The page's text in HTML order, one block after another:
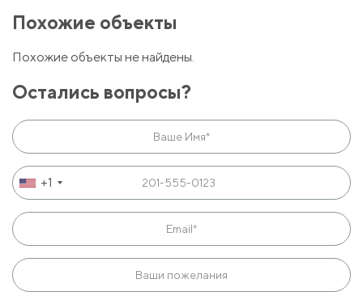
Похожие объекты
Похожие объекты не найдены.
Остались вопросы?
+1